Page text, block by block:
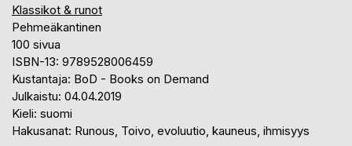
Klassikot & runot
Pehmeäkantinen
100 sivua
ISBN-13: 9789528006459
Kustantaja: BoD - Books on Demand
Julkaistu: 04.04.2019
Kieli: suomi
Hakusanat: Runous, Toivo, evoluutio, kauneus, ihmisyys